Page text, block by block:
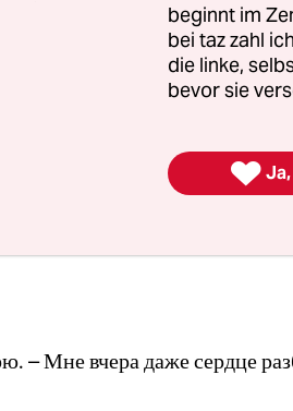
тихо, как вчерашняя
Notizen in deutscher Sprache
– Мне вчера даже сердце
beginnt im
bei taz zahl
die linke,
bevor sie
